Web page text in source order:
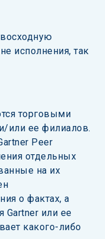
исполнения, так
торговыми
или ее филиалов.
Peer
отдельных
на их
о фактах, а
Gartner или ее
какого-либо